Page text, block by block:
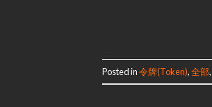
Posted in令牌(Token),全部,